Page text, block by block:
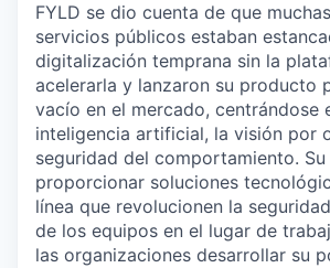
FYLD se dio cuenta de que
servicios públicos estaban
digitalización temprana sin la
acelerarla y lanzaron su producto
vacío en el mercado, centrándose
inteligencia artificial, la visión por
seguridad del comportamiento. Su
proporcionar soluciones
línea que revolucionen la
de los equipos en el lugar de
las organizaciones desarrollar su